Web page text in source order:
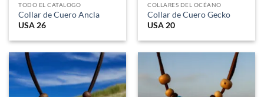
TODO EL CATALOGO
Collar de Cuero Ancla
USA26
COLLARES DEL OCÉANO
Collar de Cuero Gecko
USA20